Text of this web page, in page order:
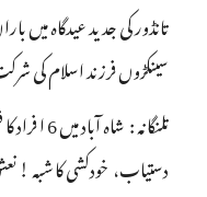
تانڈور کی جدید عیدگاہ میں
سینکڑوں فرزند اسلام کی
تلنگانہ :
دستیاب، خودکشی کا شبہ !